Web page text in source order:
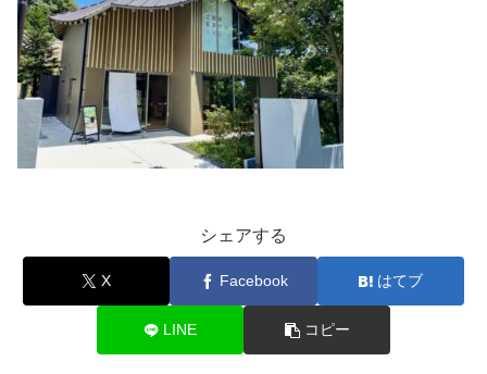
シェアする
X Facebook はてブ
LINE コピー